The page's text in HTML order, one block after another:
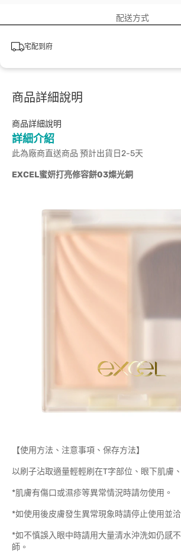
配送方式
宅配到府
商品詳細說明
商品詳細說明
詳細介紹
此為廠商直送商品 預計出貨日2-5天
EXCEL蜜妍打亮修容餅03燦光銅
【使用方法、注意事項、保存方法】
以刷子沾取適量輕輕刷在T字部位、眼下肌膚
*肌膚有傷口或濕疹等異常情況時請勿使用。
*如使用後皮膚發生異常現象時請停止使用並
*如不慎誤入眼中時請用大量清水沖洗如仍感
師。